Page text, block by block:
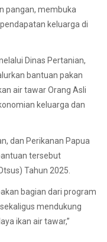
pangan, membuka
keluarga di
Dinas Pertanian,
bantuan pakan
air tawar Orang Asli
keluarga dan
dan Perikanan Papua
tersebut
Tahun 2025.
bagian dari program
mendukung
ikan air tawar,”